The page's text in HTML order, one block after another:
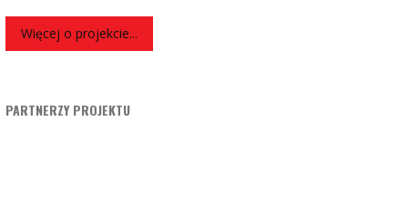
Więcej o projekcie...
PARTNERZY PROJEKTU